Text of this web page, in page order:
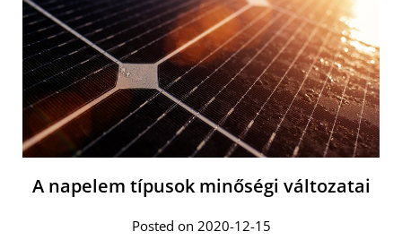
A napelem típusok minőségi változatai
Posted on 2020-12-15